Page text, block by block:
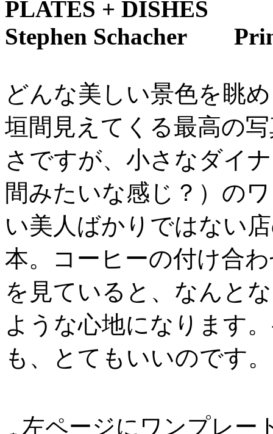
PLATES + DISHES
Stephen Schacher
どんな美しい景色を眺
垣間見えてくる最高の
さですが、小さなダイ
間みたいな感じ？）の
い美人ばかりではない
本。コーヒーの付け合
を見ていると、なんと
ような心地になります
も、とてもいいので
左ページにワンプレー